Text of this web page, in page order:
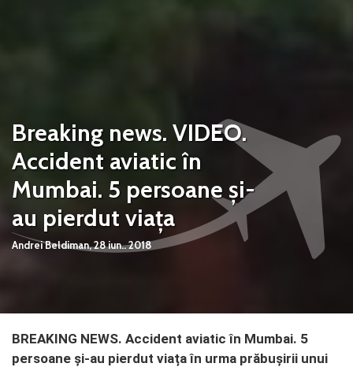
Breaking news. VIDEO.
Accident aviatic în
Mumbai. 5 persoane și-
au pierdut viața
Andrei Beldiman,28 iun.. 2018
BREAKING NEWS. Accident aviatic în Mumbai. 5
persoane și-au pierdut viața în urma prăbușirii unui